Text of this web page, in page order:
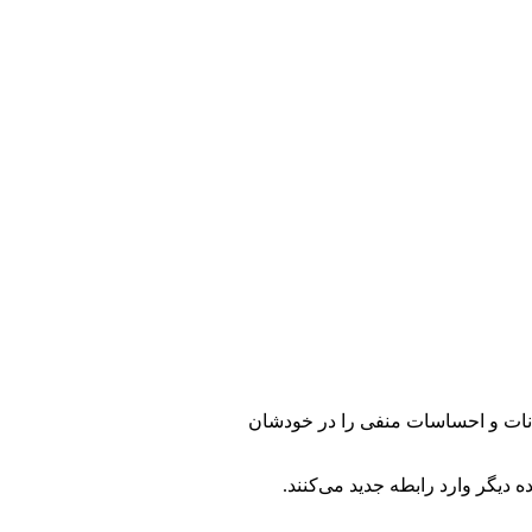
و احساسات منفی را در خودشان
دیگر وارد رابطه جدید می‌کنند.